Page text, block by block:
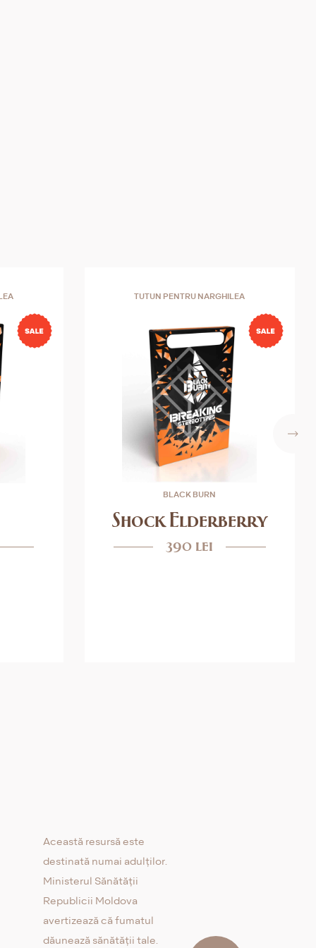
TUTUN PENTRU NARGHILEA
BLACK BURN
Shock Elderberry
390 lei
Această resursă este
destinată numai adulților.
Ministerul Sănătății
Republicii Moldova
avertizează că fumatul
dăunează sănătății tale.